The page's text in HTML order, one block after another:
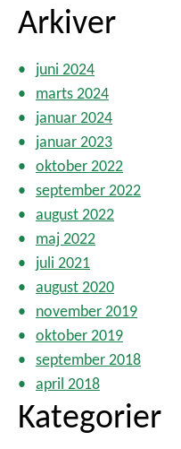
Arkiver
juni 2024
marts 2024
januar 2024
januar 2023
oktober 2022
september 2022
august 2022
maj 2022
juli 2021
august 2020
november 2019
oktober 2019
september 2018
april 2018
Kategorier